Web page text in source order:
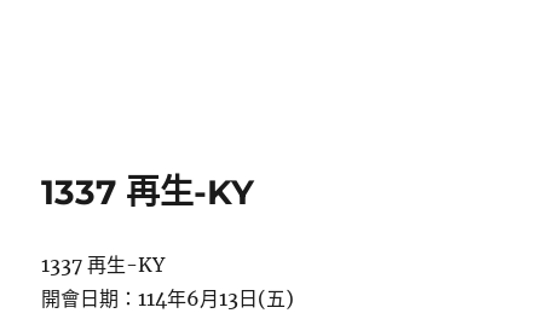
1337 再生-KY
1337 再生-KY
開會日期：114年6月13日(五)